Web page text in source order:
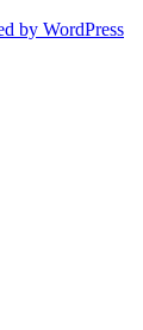
by WordPress